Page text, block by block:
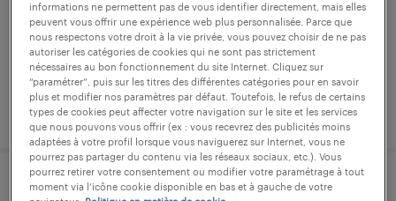
intérim
14,55 € par heure
publié le 24 juillet 2026
chef d'équipe de production (f/h)
informations ne permettent pas de vous identifier directement, mais elles
peuvent vous offrir une expérience web plus personnalisée. Parce que
nous respectons votre droit à la vie privée, vous pouvez choisir de ne pas
autoriser les catégories de cookies qui ne sont pas strictement
nécessaires au bon fonctionnement du site Internet. Cliquez sur
“paramétrer”, puis sur les titres des différentes catégories pour en savoir
plus et modifier nos paramètres par défaut. Toutefois, le refus de certains
types de cookies peut affecter votre navigation sur le site et les services
que nous pouvons vous offrir (ex : vous recevrez des publicités moins
adaptées à votre profil lorsque vous naviguerez sur Internet, vous ne
pourrez pas partager du contenu via les réseaux sociaux, etc.). Vous
pourrez retirer votre consentement ou modifier votre paramétrage à tout
moment via l’icône cookie disponible en bas et à gauche de votre